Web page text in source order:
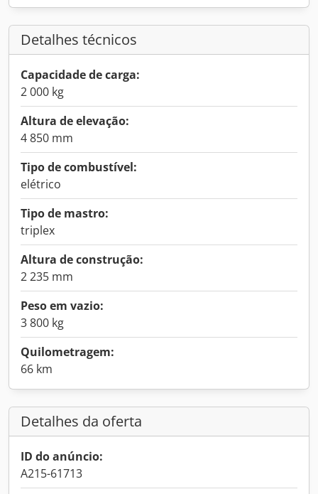
Detalhes técnicos
Capacidade de carga:
2 000 kg
Altura de elevação:
4 850 mm
Tipo de combustível:
elétrico
Tipo de mastro:
triplex
Altura de construção:
2 235 mm
Peso em vazio:
3 800 kg
Quilometragem:
66 km
Detalhes da oferta
ID do anúncio:
A215-61713